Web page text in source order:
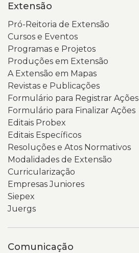
Extensão
Pró-Reitoria de Extensão
Cursos e Eventos
Programas e Projetos
Produções em Extensão
A Extensão em Mapas
Revistas e Publicações
Formulário para Registrar Ações
Formulário para Finalizar Ações
Editais Probex
Editais Específicos
Resoluções e Atos Normativos
Modalidades de Extensão
Curricularização
Empresas Juniores
Siepex
Juergs
Comunicação